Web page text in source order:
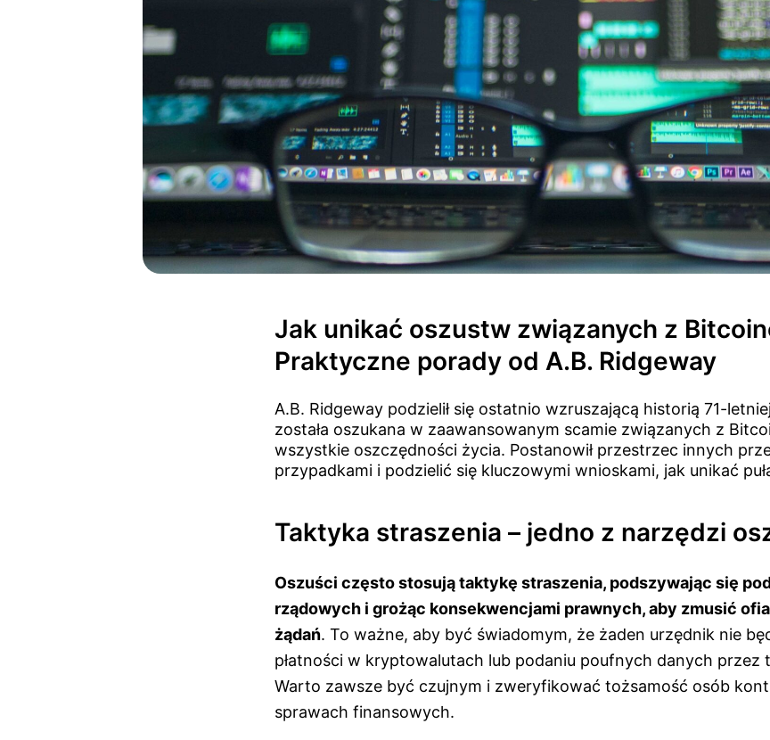
Jak unikać oszustw związanych z
Praktyczne porady od A.B. Ridgeway
A.B. Ridgeway podzielił się ostatnio wzruszającą historią 71-
została oszukana w zaawansowanym scamie związanych z
wszystkie oszczędności życia. Postanowił przestrzec innych
przypadkami i podzielić się kluczowymi wnioskami, jak unikać
Taktyka straszenia – jedno z narzędzi
Oszuści często stosują taktykę straszenia, podszywając się
rządowych i grożąc konsekwencjami prawnych, aby zmusić
żądań. To ważne, aby być świadomym, że żaden urzędnik nie
płatności w kryptowalutach lub podaniu poufnych danych przez
Warto zawsze być czujnym i zweryfikować tożsamość osób
sprawach finansowych.